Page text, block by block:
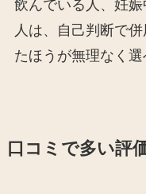
飲んでいる人、妊
人は、自己判断で
たほうが無理なく選
口コミで多い評